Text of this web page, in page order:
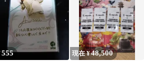
555 現在 ¥48,500